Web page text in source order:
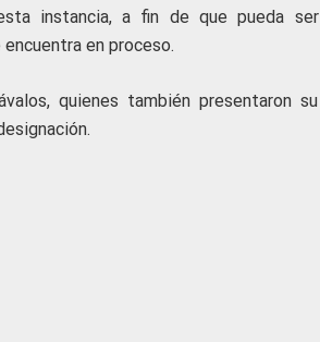
instancia, a fin de que pueda ser
en proceso.
quienes también presentaron su